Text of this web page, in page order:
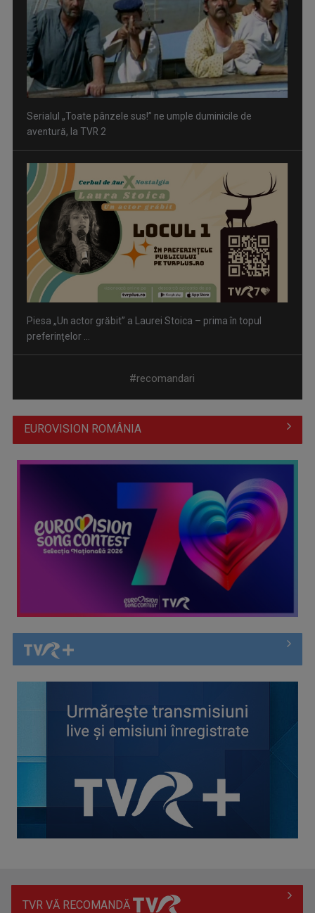
Serialul „Toate pânzele sus!” ne umple duminicile de
aventură, la TVR 2
Piesa „Un actor grăbit” a Laurei Stoica – prima în topul
preferinţelor ...
Cate Blanchett este „Blue Jasmine” – sâmbătă seară, la TVR
Spectacol total la TVR: David Popovici și tricolorii luptă
#recomandari
EUROVISION ROMÂNIA
TVR VĂ RECOMANDĂ